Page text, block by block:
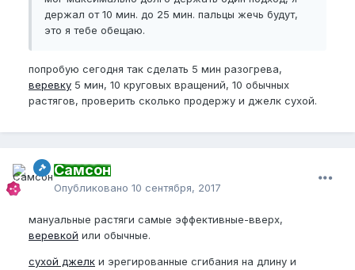
держал от 10 мин. до 25 мин. пальцы жечь будут,
это я тебе обещаю.
попробую сегодня так сделать 5 мин разогрева,
веревку 5 мин, 10 круговых вращений, 10 обычных
растягов, проверить сколько продержу и джелк сухой.
Самсон
Опубликовано 10 сентября, 2017
мануальные растяги самые эффективные-вверх,
веревкой или обычные.
сухой джелк и эрегированные сгибания на длину и